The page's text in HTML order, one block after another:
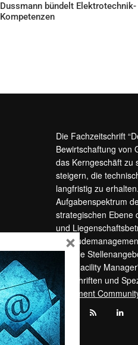
Dussmann bündelt Elektrotechnik-
Kompetenzen
Die Fachzeitschrift
Bewirtschaftung von
das Kerngeschäft zu
steigern, die
langfristig zu
Aufgabenspektrum
strategischen Ebene
und
aktuelle
“Der Facility
Zeitschriften und
Apartment
×